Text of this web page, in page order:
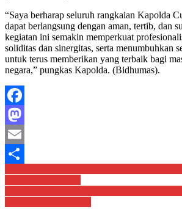
“Saya berharap seluruh rangkaian Kapolda
dapat berlangsung dengan aman, tertib, dan
kegiatan ini semakin memperkuat
soliditas dan sinergitas, serta menumbuhkan
untuk terus memberikan yang terbaik bagi
negara,” pungkas Kapolda. (Bidhumas).
Facebook
Mastodon
Email
Share
Navigasi
pos